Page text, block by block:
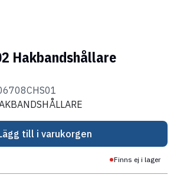
Hakbandshållare
till i varukorgen
Finns ej i lager